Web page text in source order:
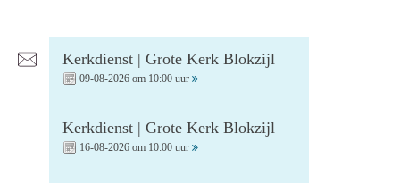
Kerkdienst | Grote Kerk Blokzijl
09-08-2026 om 10:00 uur
Kerkdienst | Grote Kerk Blokzijl
16-08-2026 om 10:00 uur